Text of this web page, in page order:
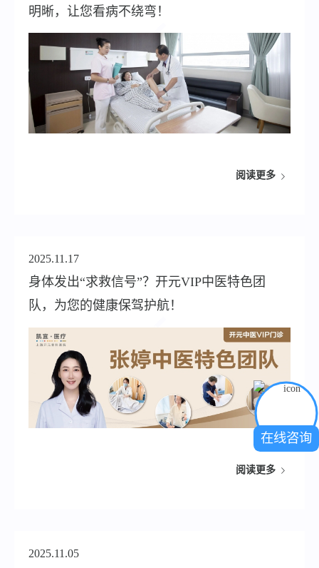
明晰，让您看病不绕弯！
阅读更多
2025.11.17
身体发出“求救信号”？开元VIP中医特色团
队，为您的健康保驾护航！
阅读更多
2025.11.05
在线咨询